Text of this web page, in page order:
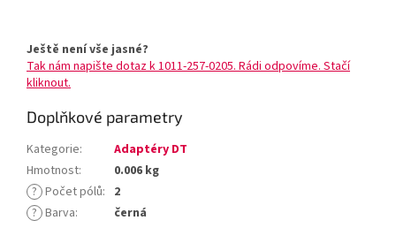
Ještě není vše jasné?
Tak nám napište dotaz k 1011-257-0205. Rádi odpovíme. Stačí
kliknout.
Doplňkové parametry
Kategorie:
Adaptéry DT
Hmotnost:
0.006 kg
? Počet pólů: 2
? Barva: černá